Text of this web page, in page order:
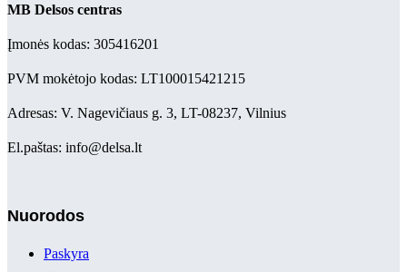
MB Delsos centras
Įmonės kodas: 305416201
PVM mokėtojo kodas: LT100015421215
Adresas: V. Nagevičiaus g. 3, LT-08237, Vilnius
El.paštas: info@delsa.lt
Nuorodos
Paskyra